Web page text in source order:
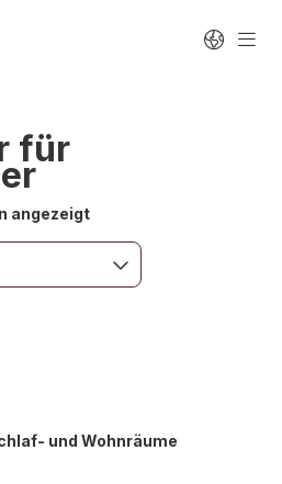
für
angezeigt
und Wohnräume